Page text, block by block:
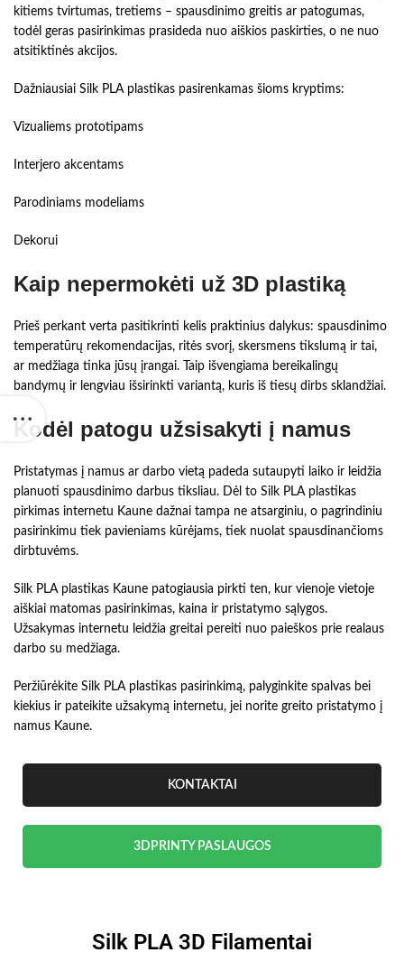
kitiems tvirtumas, tretiems – spausdinimo greitis ar patogumas,
todėl geras pasirinkimas prasideda nuo aiškios paskirties, o ne nuo
atsitiktinės akcijos.
Dažniausiai Silk PLA plastikas pasirenkamas šioms kryptims:
Vizualiems prototipams
Interjero akcentams
Parodiniams modeliams
Dekorui
Kaip nepermokėti už 3D plastiką
Prieš perkant verta pasitikrinti kelis praktinius dalykus: spausdinimo
temperatūrų rekomendacijas, ritės svorį, skersmens tikslumą ir tai,
ar medžiaga tinka jūsų įrangai. Taip išvengiama bereikalingų
bandymų ir lengviau išsirinkti variantą, kuris iš tiesų dirbs sklandžiai.
Kodėl patogu užsisakyti į namus
Pristatymas į namus ar darbo vietą padeda sutaupyti laiko ir leidžia
planuoti spausdinimo darbus tiksliau. Dėl to Silk PLA plastikas
pirkimas internetu Kaune dažnai tampa ne atsarginiu, o pagrindiniu
pasirinkimu tiek pavieniams kūrėjams, tiek nuolat spausdinančioms
dirbtuvėms.
Silk PLA plastikas Kaune patogiausia pirkti ten, kur vienoje vietoje
aiškiai matomas pasirinkimas, kaina ir pristatymo sąlygos.
Užsakymas internetu leidžia greitai pereiti nuo paieškos prie realaus
darbo su medžiaga.
Peržiūrėkite Silk PLA plastikas pasirinkimą, palyginkite spalvas bei
kiekius ir pateikite užsakymą internetu, jei norite greito pristatymo į
namus Kaune.
KONTAKTAI
3DPRINTY PASLAUGOS
Silk PLA 3D Filamentai